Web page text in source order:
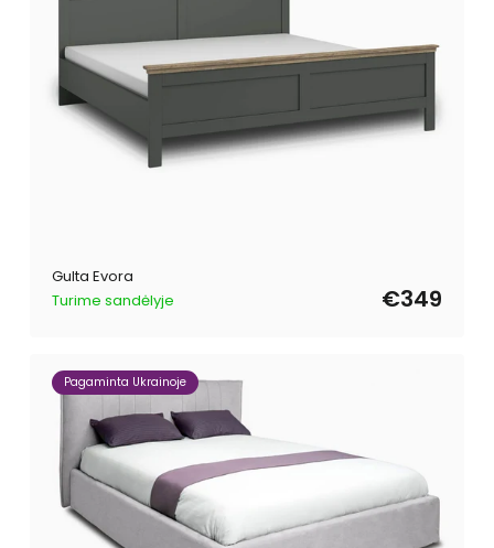
Gulta Evora
Turime sandėlyje
€349
Pagaminta Ukrainoje